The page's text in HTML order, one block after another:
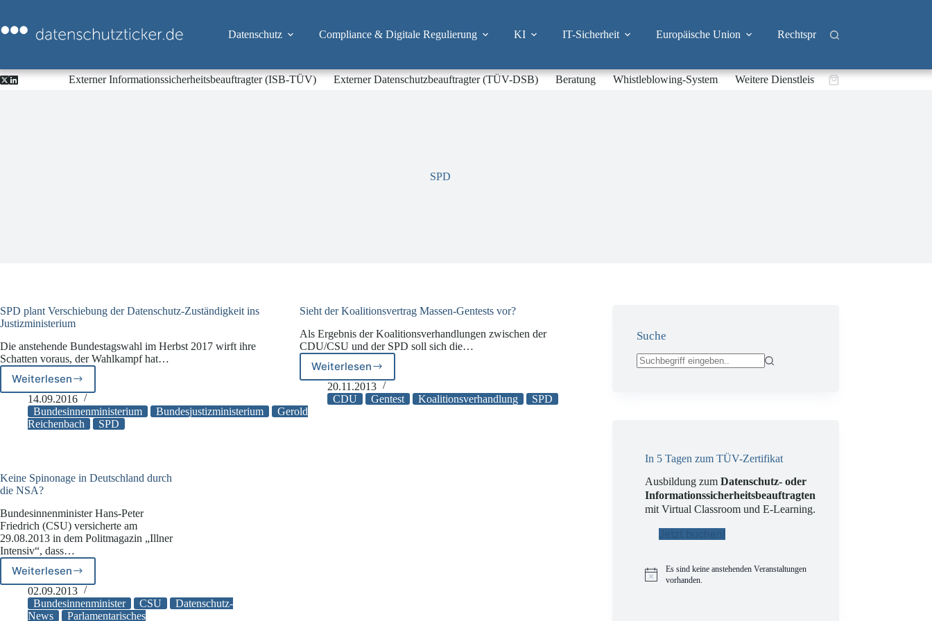
springen
Datenschutz Compliance & Digitale Regulierung KI IT-Sicherheit Europäische Union Rechtsprechung
Externer Informationssicherheitsbeauftragter (ISB-TÜV) Externer Datenschutzbeauftragter (TÜV-DSB) Beratung Whistleblowing-System Weitere DienstleistungenWarenkorb
SPD
SPD plant Verschiebung der Datenschutz-Zuständigkeit ins
Justizministerium
Die anstehende Bundestagswahl im Herbst 2017 wirft ihre
Schatten voraus, der Wahlkampf hat…
Weiterlesen
SPD
plant
Verschiebung
der
Justizministerium
14.09.2016
Bundesinnenministerium
Bundesjustizministerium
Gerold
Reichenbach
SPD
Sieht der Koalitionsvertrag Massen-Gentests vor?
Als Ergebnis der Koalitionsverhandlungen zwischen der
CDU/CSU und der SPD soll sich die…
Weiterlesen
Sieht
der
Koalitionsvertrag
20.11.2013
CDU
Gentest Koalitionsverhandlung SPD
Keine Spinonage in Deutschland durch
die NSA?
Bundesinnenminister Hans-Peter
Friedrich (CSU) versicherte am
29.08.2013 in dem Politmagazin „Illner
Intensiv“, dass…
Weiterlesen
Keine
Spinonage
in
Deutschland
02.09.2013
Bundesinnenminister
CSU
Datenschutz-
News
Parlamentarisches
Suche
In 5 Tagen zum TÜV-Zertifikat
Ausbildung zumDatenschutz- oder
Informationssicherheitsbeauftragten
mit Virtual Classroom und E-Learning.
Jetzt buchen!
H
Es sind keine anstehenden Veranstaltungen
vorhanden.